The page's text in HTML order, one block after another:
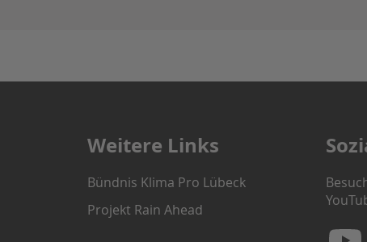
Weitere Links
Bündnis Klima Pro Lübeck
Projekt Rain Ahead